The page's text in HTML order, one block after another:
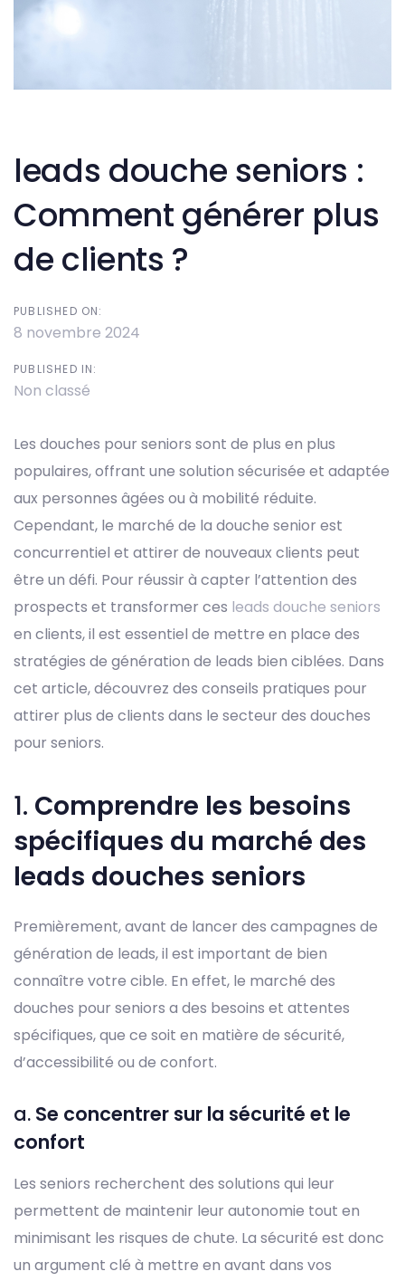
leads douche seniors :
Comment générer plus
de clients ?
PUBLISHED ON:
8 novembre 2024
PUBLISHED IN:
Non classé
Les douches pour seniors sont de plus en plus
populaires, offrant une solution sécurisée et adaptée
aux personnes âgées ou à mobilité réduite.
Cependant, le marché de la douche senior est
concurrentiel et attirer de nouveaux clients peut
être un défi. Pour réussir à capter l’attention des
prospects et transformer ces leads douche seniors
en clients, il est essentiel de mettre en place des
stratégies de génération de leads bien ciblées. Dans
cet article, découvrez des conseils pratiques pour
attirer plus de clients dans le secteur des douches
pour seniors.
1. Comprendre les besoins
spécifiques du marché des
leads douches seniors
Premièrement, avant de lancer des campagnes de
génération de leads, il est important de bien
connaître votre cible. En effet, le marché des
douches pour seniors a des besoins et attentes
spécifiques, que ce soit en matière de sécurité,
d’accessibilité ou de confort.
a. Se concentrer sur la sécurité et le
confort
Les seniors recherchent des solutions qui leur
permettent de maintenir leur autonomie tout en
minimisant les risques de chute. La sécurité est donc
un argument clé à mettre en avant dans vos
navigation